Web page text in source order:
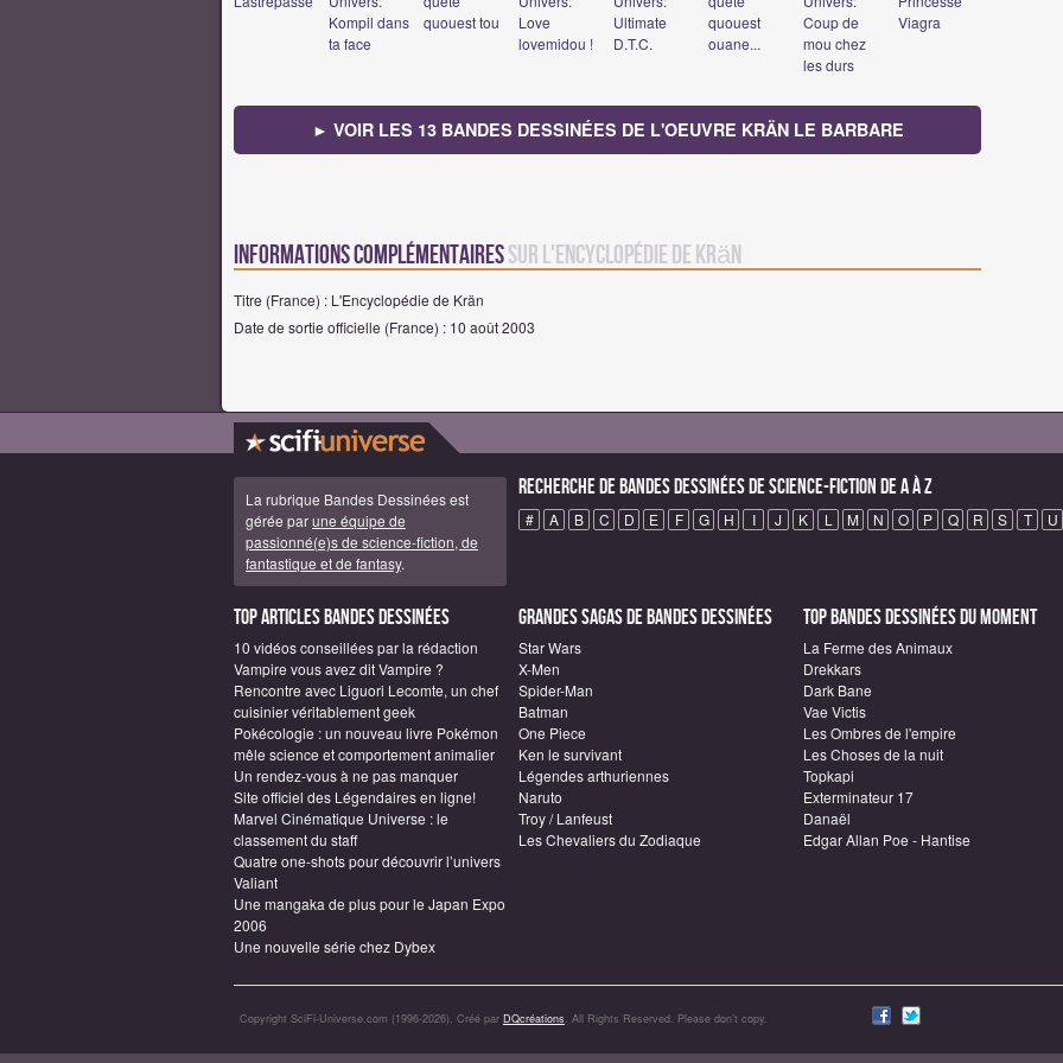
Kompil dans
ta face
quouest tou
Love
lovemidou !
Ultimate
D.T.C.
quouest
ouane...
Coup de
mou chez
les durs
Viagra
► VOIR LES 13 BANDES DESSINÉES DE L'OEUVRE KRÄN LE BARBARE
Informations complémentairessur L'Encyclopédie de Krän
Titre (France) : L'Encyclopédie de Krän
Date de sortie officielle (France) : 10 août 2003
La rubrique Bandes Dessinées est
gérée parune équipe de
passionné(e)s de science-fiction, de
fantastique et de fantasy.
Recherche de Bandes Dessinées de science-fiction de A à Z
# A B C D E F G H I J K L M N O P Q R S T U
Top articles Bandes Dessinées
10 vidéos conseillées par la rédaction
Vampire vous avez dit Vampire ?
Rencontre avec Liguori Lecomte, un chef
cuisinier véritablement geek
Pokécologie : un nouveau livre Pokémon
mêle science et comportement animalier
Un rendez-vous à ne pas manquer
Site officiel des Légendaires en ligne!
Marvel Cinématique Universe : le
classement du staff
Quatre one-shots pour découvrir l’univers
Valiant
Une mangaka de plus pour le Japan Expo
2006
Une nouvelle série chez Dybex
Grandes sagas de Bandes Dessinées
Star Wars
X-Men
Spider-Man
Batman
One Piece
Ken le survivant
Légendes arthuriennes
Naruto
Troy / Lanfeust
Les Chevaliers du Zodiaque
Top Bandes Dessinées du moment
La Ferme des Animaux
Drekkars
Dark Bane
Vae Victis
Les Ombres de l'empire
Les Choses de la nuit
Topkapi
Exterminateur 17
Danaël
Edgar Allan Poe - Hantise
Copyright SciFi-Universe.com (1996-2026). Créé par DQcréations. All Rights Reserved. Please don’t copy.